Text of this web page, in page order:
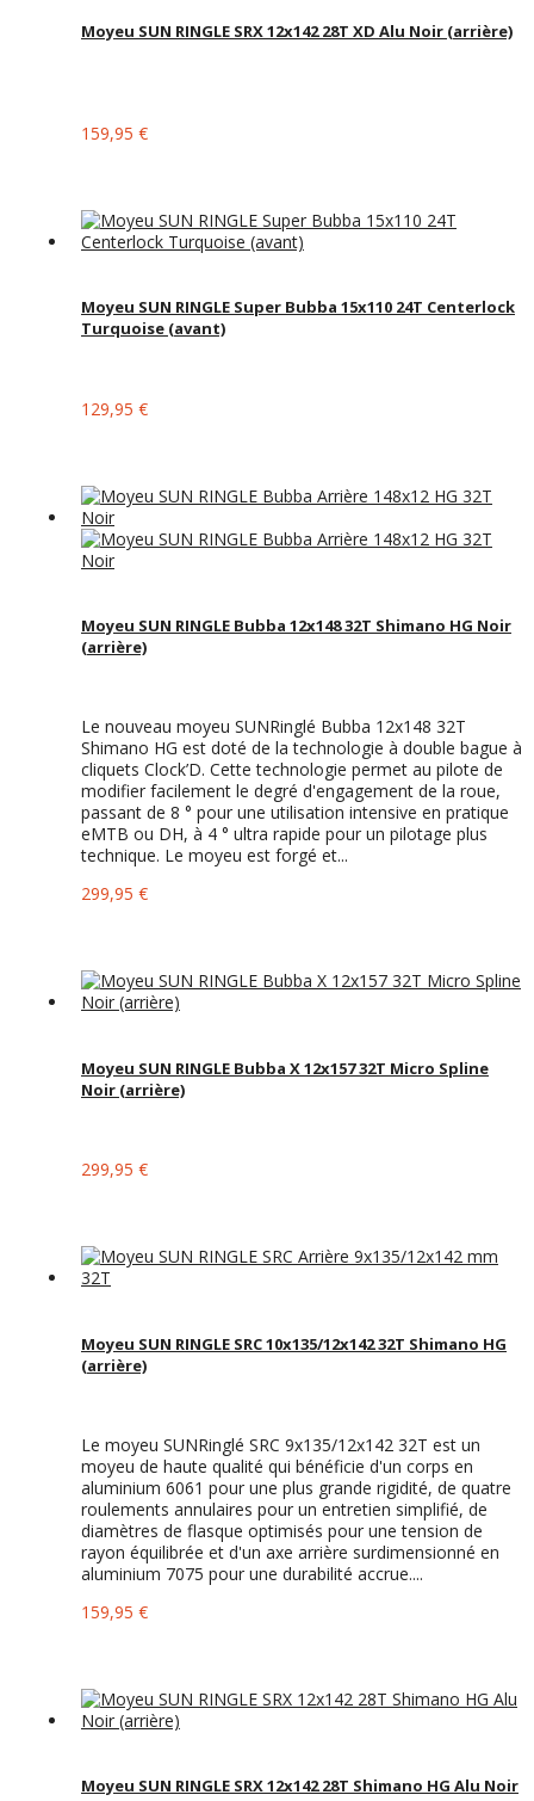
Moyeu SUN RINGLE SRX 12x142 28T XD Alu Noir (arrière)
159,95 €
Moyeu SUN RINGLE Super Bubba 15x110 24T Centerlock
Turquoise (avant)
129,95 €
Moyeu SUN RINGLE Bubba 12x148 32T Shimano HG Noir
(arrière)
Le nouveau moyeu SUNRinglé Bubba 12x148 32T
Shimano HG est doté de la technologie à double bague à
cliquets Clock’D. Cette technologie permet au pilote de
modifier facilement le degré d'engagement de la roue,
passant de 8 ° pour une utilisation intensive en pratique
eMTB ou DH, à 4 ° ultra rapide pour un pilotage plus
technique. Le moyeu est forgé et...
299,95 €
Moyeu SUN RINGLE Bubba X 12x157 32T Micro Spline
Noir (arrière)
299,95 €
Moyeu SUN RINGLE SRC 10x135/12x142 32T Shimano HG
(arrière)
Le moyeu SUNRinglé SRC 9x135/12x142 32T est un
moyeu de haute qualité qui bénéficie d'un corps en
aluminium 6061 pour une plus grande rigidité, de quatre
roulements annulaires pour un entretien simplifié, de
diamètres de flasque optimisés pour une tension de
rayon équilibrée et d'un axe arrière surdimensionné en
aluminium 7075 pour une durabilité accrue....
159,95 €
Moyeu SUN RINGLE SRX 12x142 28T Shimano HG Alu Noir